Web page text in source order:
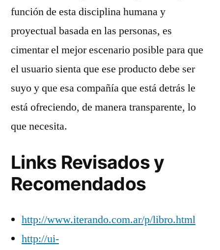
función de esta disciplina humana y
proyectual basada en las personas, es
cimentar el mejor escenario posible para que
el usuario sienta que ese producto debe ser
suyo y que esa compañía que está detrás le
está ofreciendo, de manera transparente, lo
que necesita.
Links Revisados y
Recomendados
http://www.iterando.com.ar/p/libro.html
http://ui-